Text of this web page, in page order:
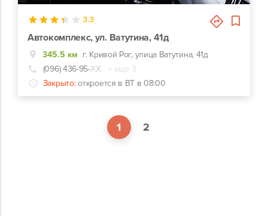
3.3
Автокомплекс, ул. Ватутина, 41д
345.5 км г. Кривой Рог, улица Ватутина, 41д
(096) 436-95-ХХ
+ еще 3
Закрыто: откроется в ВТ в 08:00
1 2